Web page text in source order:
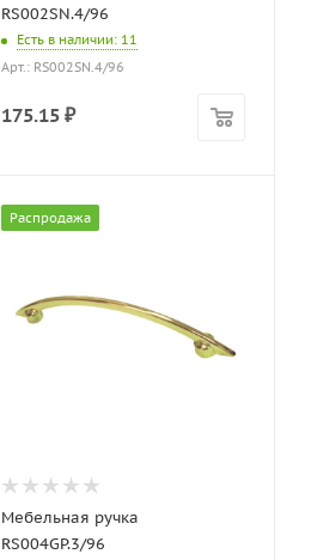
RS002SN.4/96
Есть в наличии: 11
Арт.: RS002SN.4/96
175.15 ₽
Распродажа
Мебельная ручка
RS004GP.3/96